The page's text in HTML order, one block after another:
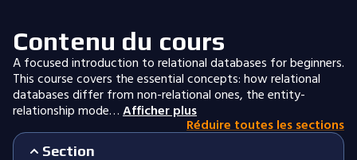
Contenu du cours
A focused introduction to relational databases for beginners.
This course covers the essential concepts: how relational
databases differ from non-relational ones, the entity-
relationship mode…Afficher plus
Réduire toutes les sections
Section